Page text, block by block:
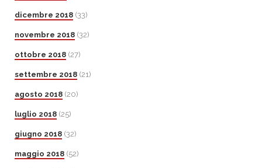
dicembre 2018 (33)
novembre 2018 (32)
ottobre 2018 (27)
settembre 2018 (21)
agosto 2018 (20)
luglio 2018 (25)
giugno 2018 (32)
maggio 2018 (52)